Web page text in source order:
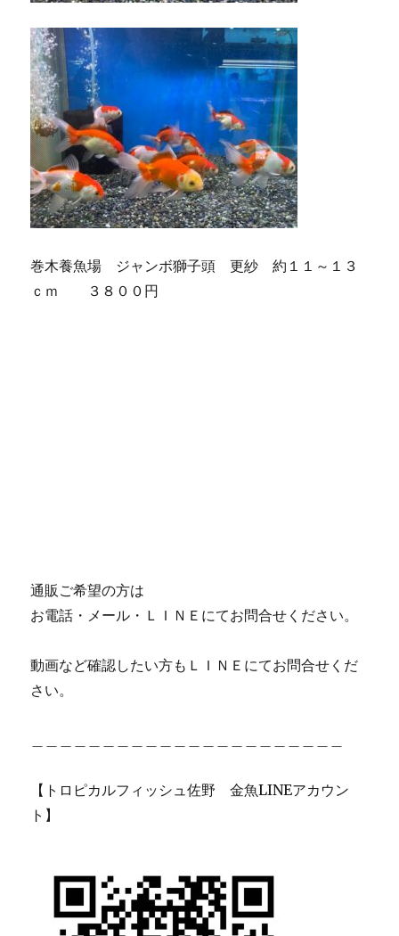
巻木養魚場 ジャンボ獅子頭 更紗 約１１～１３
ｃｍ ３８００円
通販ご希望の方は
お電話・メール・ＬＩＮＥにてお問合せください。
動画など確認したい方もＬＩＮＥにてお問合せくだ
さい。
【トロピカルフィッシュ佐野 金魚LINEアカウン
ト】